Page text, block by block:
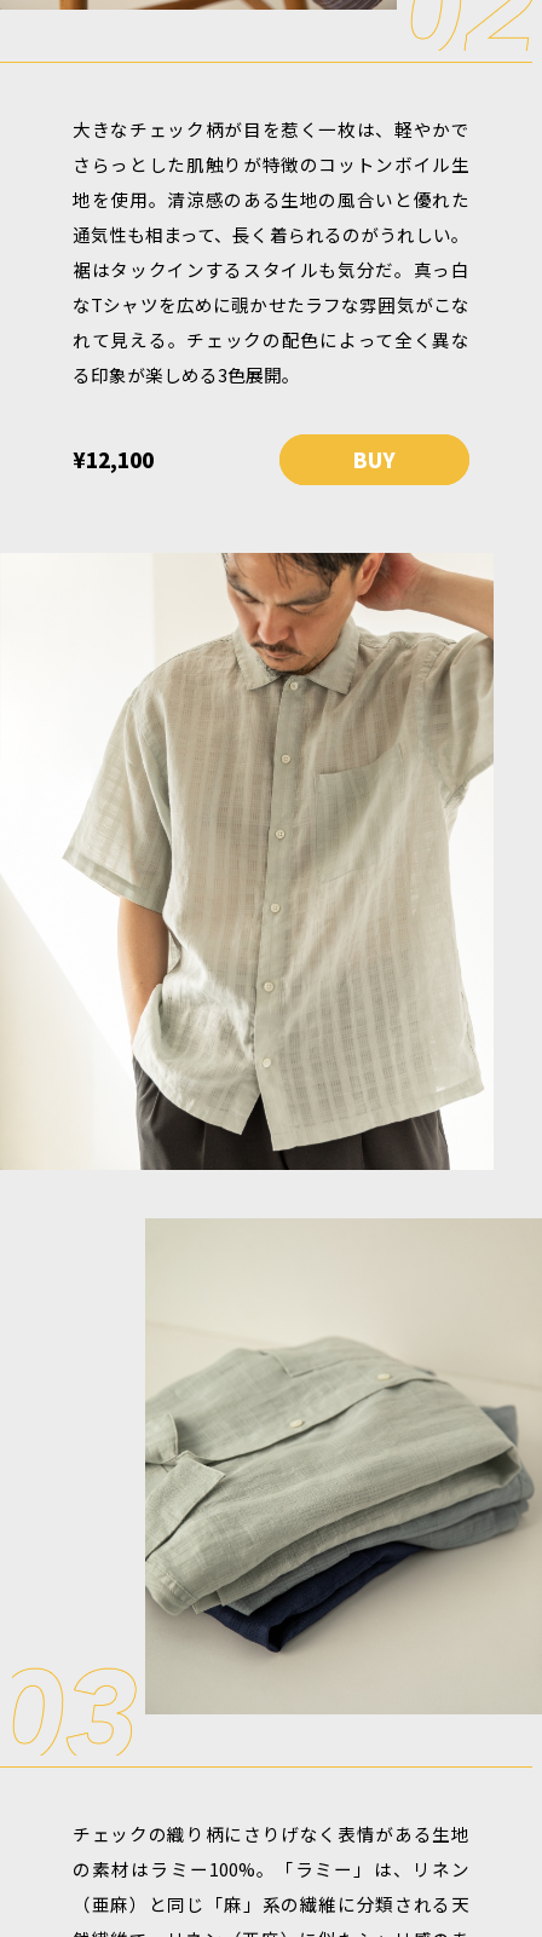
大きなチェック柄が目を惹く一枚は、軽やかで
さらっとした肌触りが特徴のコットンボイル生
地を使用。清涼感のある生地の風合いと優れた
通気性も相まって、長く着られるのがうれしい。
裾はタックインするスタイルも気分だ。真っ白
なTシャツを広めに覗かせたラフな雰囲気がこな
れて見える。チェックの配色によって全く異な
る印象が楽しめる3色展開。
¥12,100 BUY
チェックの織り柄にさりげなく表情がある生地
の素材はラミー100%。「ラミー」は、リネン
（亜麻）と同じ「麻」系の繊維に分類される天